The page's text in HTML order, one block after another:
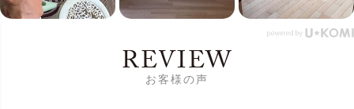
REVIEW
お客様の声